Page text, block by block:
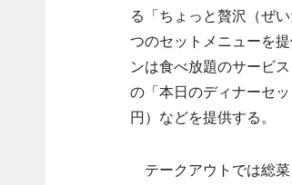
る「ちょっと贅沢（ぜ
つのセットメニューを
ンは食べ放題のサービ
の「本日のディナーセ
円）などを提供する。
テークアウトでは総菜